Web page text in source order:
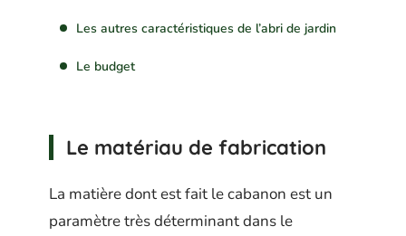
Les autres caractéristiques de l’abri de jardin
Le budget
Le matériau de fabrication
La matière dont est fait le cabanon est un
paramètre très déterminant dans le